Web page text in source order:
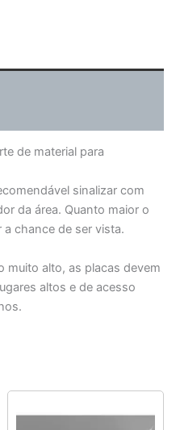
de material para
sinalizar com
da área. Quanto maior o
chance de ser vista.
muito alto, as placas devem
altos e de acesso